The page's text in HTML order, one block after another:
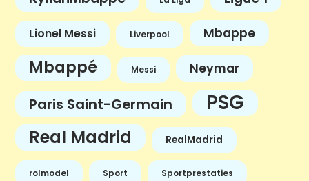
Lionel Messi Liverpool Mbappe
Mbappé Messi Neymar
Paris Saint-Germain PSG
Real Madrid RealMadrid
rolmodel Sport Sportprestaties